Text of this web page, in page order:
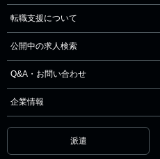
転職支援について
公開中の求人検索
Q&A・お問い合わせ
企業情報
派遣